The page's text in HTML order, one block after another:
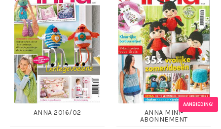
ANNA 2016/02
ANNA MINI-
ABONNEMENT
AANBIEDING!